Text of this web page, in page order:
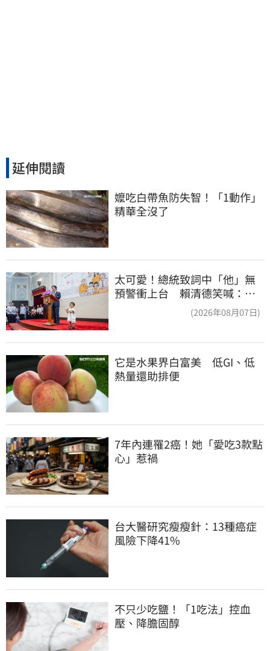
延伸閱讀
嬤吃白帶魚防失智！「1動作」
精華全沒了
太可愛！總統致詞中「他」無
預警衝上台 賴清德笑喊：卸
(2026年08月07日)
它是水果界白富美　低GI、低
熱量還助排便
7年內連罹2癌！她「愛吃3款點
心」惹禍
台大醫研究瘦瘦針：13種癌症
風險下降41%
不只少吃鹽！「1吃法」控血
壓、降膽固醇